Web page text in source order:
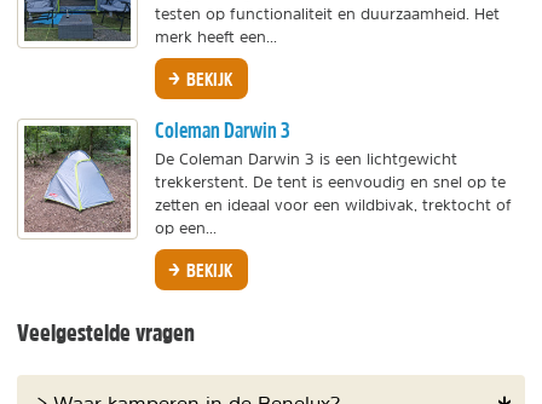
testen op functionaliteit en duurzaamheid. Het
merk heeft een...
BEKIJK
Coleman Darwin 3
De Coleman Darwin 3 is een lichtgewicht
trekkerstent. De tent is eenvoudig en snel op te
zetten en ideaal voor een wildbivak, trektocht of
op een...
BEKIJK
Veelgestelde vragen